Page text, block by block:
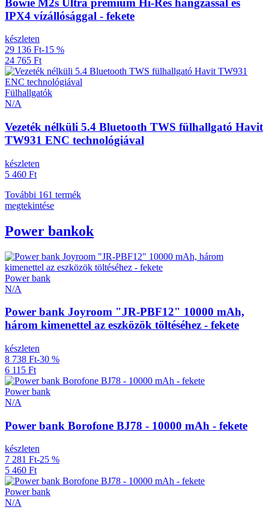
IPX4 vízállósággal - fekete
készleten
29 136 Ft-15 %
24 765 Ft
Fülhallgatók
N/A
Vezeték nélküli 5.4 Bluetooth TWS fülhallgató Havit
TW931 ENC technológiával
készleten
5 460 Ft
További 161 termék
megtekintése
Power bankok
Power bank
N/A
Power bank Joyroom "JR-PBF12" 10000 mAh,
három kimenettel az eszközök töltéséhez - fekete
készleten
8 738 Ft-30 %
6 115 Ft
Power bank
N/A
Power bank Borofone BJ78 - 10000 mAh - fekete
készleten
7 281 Ft-25 %
5 460 Ft
Power bank
N/A